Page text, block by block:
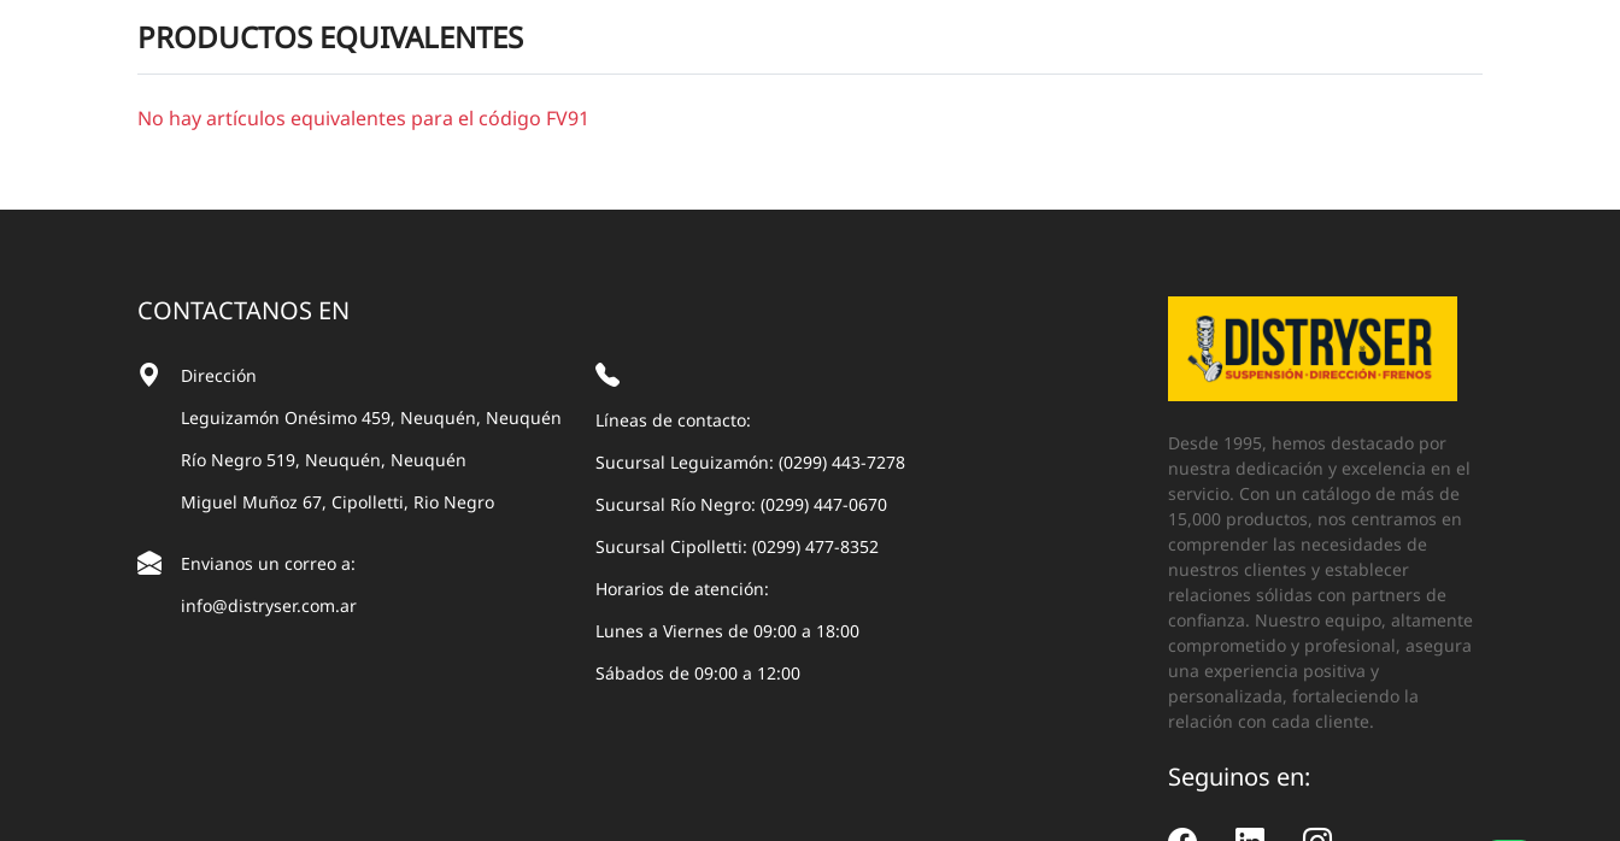
PRODUCTOS EQUIVALENTES
No hay artículos equivalentes para el código FV91
CONTACTANOS EN
Dirección
Leguizamón Onésimo 459, Neuquén, Neuquén
Río Negro 519, Neuquén, Neuquén
Miguel Muñoz 67, Cipolletti, Rio Negro
Envianos un correo a:
info@distryser.com.ar
Líneas de contacto:
Sucursal Leguizamón: (0299) 443-7278
Sucursal Río Negro: (0299) 447-0670
Sucursal Cipolletti: (0299) 477-8352
Horarios de atención:
Lunes a Viernes de 09:00 a 18:00
Sábados de 09:00 a 12:00
Desde 1995, hemos destacado por
nuestra dedicación y excelencia en el
servicio. Con un catálogo de más de
15,000 productos, nos centramos en
comprender las necesidades de
nuestros clientes y establecer
relaciones sólidas con partners de
confianza. Nuestro equipo, altamente
comprometido y profesional, asegura
una experiencia positiva y
personalizada, fortaleciendo la
relación con cada cliente.
Seguinos en: